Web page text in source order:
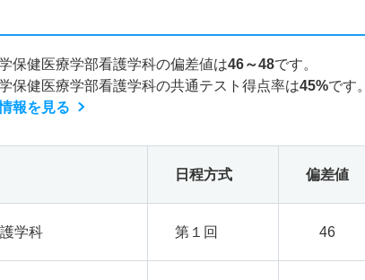
保健医療学部看護学科の偏差値は46～48です。
保健医療学部看護学科の共通テスト得点率は45%です。
報を見る
日程方式 偏差値
学科 第１回 46